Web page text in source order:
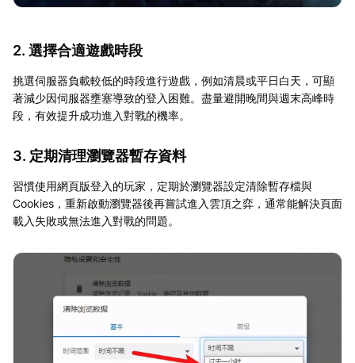
2. 選擇合適遊戲時段
挑選伺服器負載較低的時段進行遊戲，例如清晨或平日白天，可顯
著減少因伺服器壅塞導致的登入困難。盡量避開晚間與週末高峰時
段，有效提升成功進入對戰的機率。
3. 定期清理瀏覽器暫存資料
習慣使用網頁版登入的玩家，定期於瀏覽器設定清除暫存檔與
Cookies，重新啟動瀏覽器後再嘗試進入雲頂之弈，通常能解決頁面
載入失敗或無法進入對戰的問題。